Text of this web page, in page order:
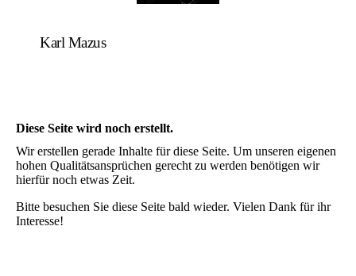
Karl Mazus
Diese Seite wird noch erstellt.
Wir erstellen gerade Inhalte für diese Seite. Um unseren eigenen
hohen Qualitätsansprüchen gerecht zu werden benötigen wir
hierfür noch etwas Zeit.
Bitte besuchen Sie diese Seite bald wieder. Vielen Dank für ihr
Interesse!